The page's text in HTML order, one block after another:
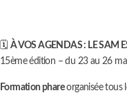
🗓️ À VOS AGENDAS : LE SAM
15ème édition – du 23 au 26
Formation phareorganisée tous